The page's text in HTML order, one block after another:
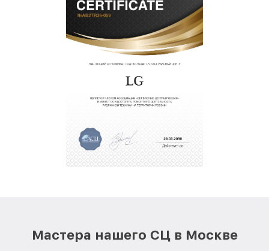
Мастера нашего СЦ в Москве